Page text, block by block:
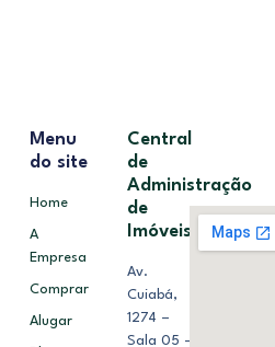
Menu
do site
Home
A
Empresa
Comprar
Alugar
Central
de
Administração
de
Imóveis
Av.
Cuiabá,
1274 –
Sala 05 –